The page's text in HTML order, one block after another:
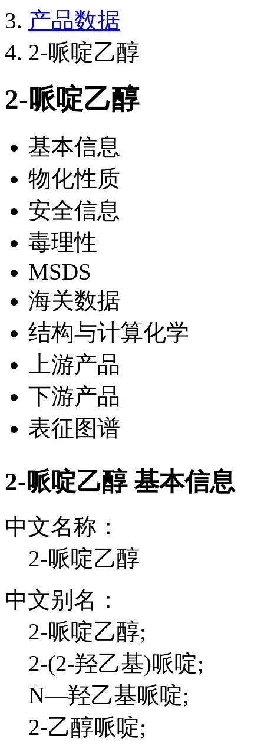
产品数据
2-哌啶乙醇
2-哌啶乙醇
基本信息
物化性质
安全信息
毒理性
MSDS
海关数据
结构与计算化学
上游产品
下游产品
表征图谱
2-哌啶乙醇 基本信息
中文名称：
2-哌啶乙醇
中文别名：
2-哌啶乙醇;
2-(2-羟乙基)哌啶;
N―羟乙基哌啶;
2-乙醇哌啶;